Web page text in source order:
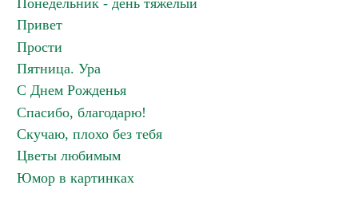
Понедельник - день тяжелый
Привет
Прости
Пятница. Ура
С Днем Рожденья
Спасибо, благодарю!
Скучаю, плохо без тебя
Цветы любимым
Юмор в картинках